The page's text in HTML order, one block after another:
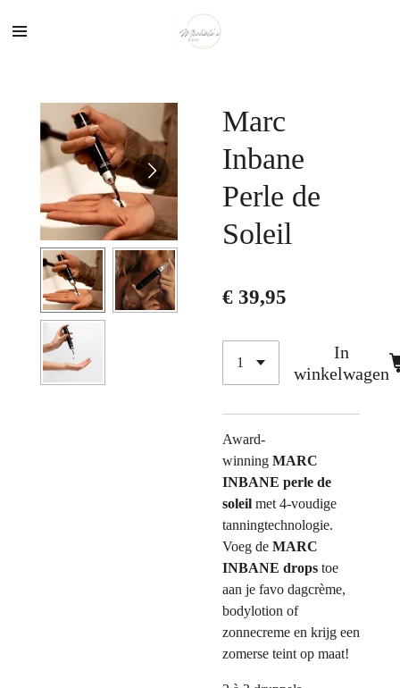
direct
hoofdinhoud
Marc
Inbane
Perle de
Soleil
€ 39,95
In
winkelwagen
Award-
winning MARC
INBANE perle de
soleil met 4-voudige
tanningtechnologie.
Voeg de MARC
INBANE drops toe
aan je favo dagcrème,
bodylotion of
zonnecreme en krijg een
zomerse teint op maat!